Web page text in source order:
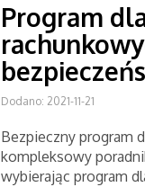
Program
Dodano: 2021-11-21
Bezpieczny program
kompleksowy
wybierając program